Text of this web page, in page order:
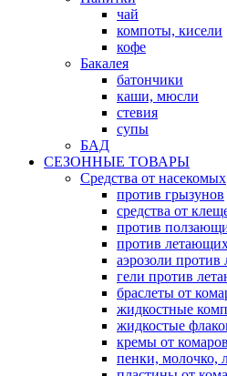
чай
компоты, кисели
кофе
Бакалея
батончики
каши, мюсли
стевия
супы
БАД
СЕЗОННЫЕ ТОВАРЫ
Средства от насекомых
против грызунов
средства от
против
против
аэрозоли
гели против
браслеты от
жидкостные
жидкостые
кремы от комаров
пенки, молочко,